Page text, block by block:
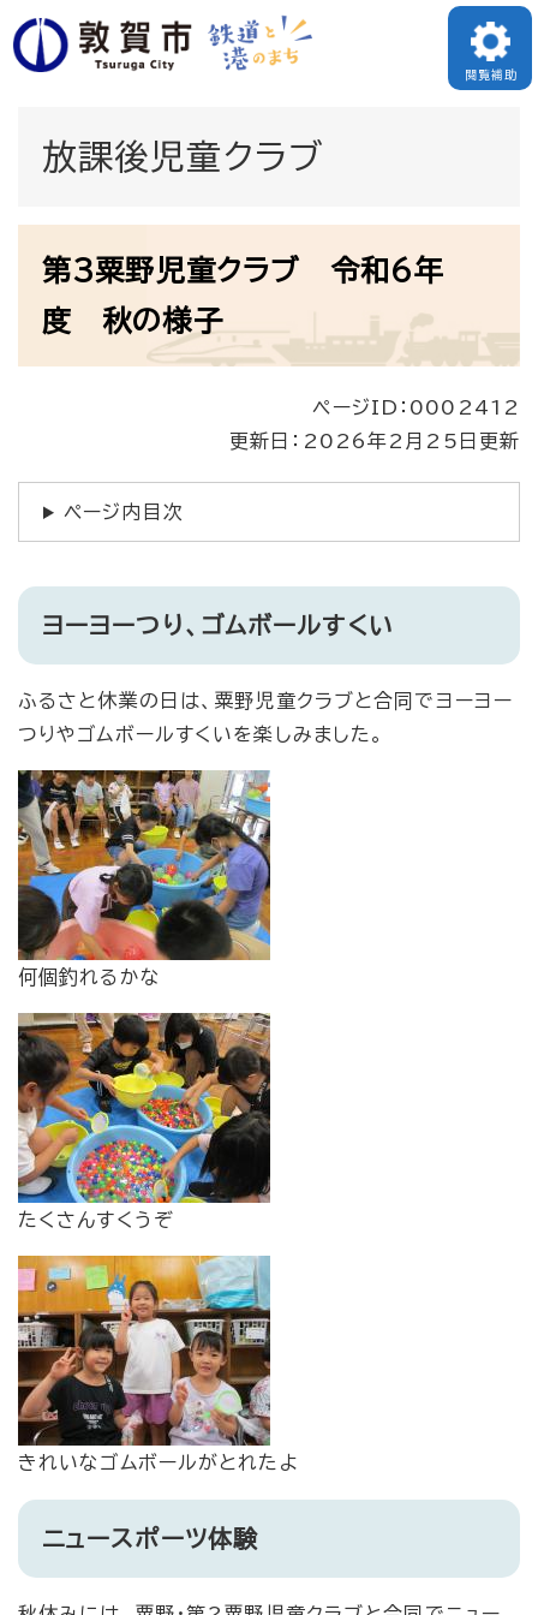
ペ
ー
頭
メニューを飛ばして本文へ
閲覧補助
放課後児童クラブ
第3粟野児童クラブ 令和6年
度 秋の様子
ページID：0002412
更新日：2026年2月25日更新
ページ内目次
ヨーヨーつり、ゴムボールすくい
ふるさと休業の日は、粟野児童クラブと合同でヨーヨー
つりやゴムボールすくいを楽しみました。
何個釣れるかな
たくさんすくうぞ
きれいなゴムボールがとれたよ
ニュースポーツ体験